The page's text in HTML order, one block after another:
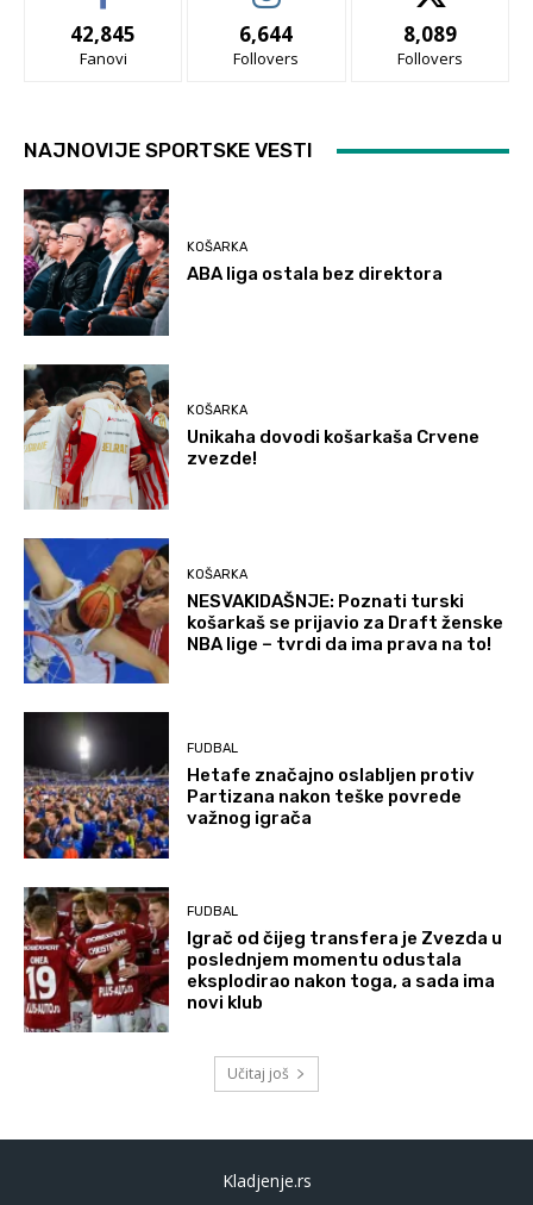
42,845
Fanovi
6,644
Follovers
8,089
Follovers
NAJNOVIJE SPORTSKE VESTI
KOŠARKA
ABA liga ostala bez direktora
KOŠARKA
Unikaha dovodi košarkaša Crvene
zvezde!
KOŠARKA
NESVAKIDAŠNJE: Poznati turski
košarkaš se prijavio za Draft ženske
NBA lige – tvrdi da ima prava na to!
FUDBAL
Hetafe značajno oslabljen protiv
Partizana nakon teške povrede
važnog igrača
FUDBAL
Igrač od čijeg transfera je Zvezda u
poslednjem momentu odustala
eksplodirao nakon toga, a sada ima
novi klub
Učitaj još
Kladjenje.rs